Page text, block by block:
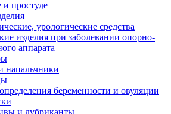
простуде
урологические средства
изделия при заболевании опорно-
аппарата
напальчники
беременности и овуляции
и лубриканты